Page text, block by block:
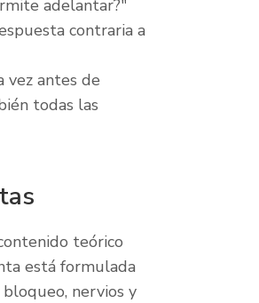
adelantar?"
contraria a
vez antes de
todas las
teórico
está formulada
nervios y